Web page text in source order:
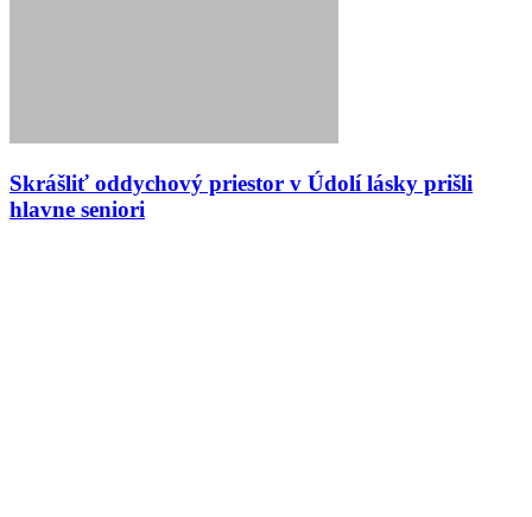
Skrášliť oddychový priestor v Údolí lásky prišli
hlavne seniori